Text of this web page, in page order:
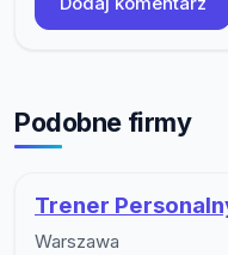
Podobne firmy
Trener
Warszawa